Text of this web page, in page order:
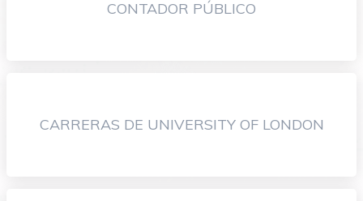
CONTADOR PÚBLICO
CARRERAS DE UNIVERSITY OF LONDON